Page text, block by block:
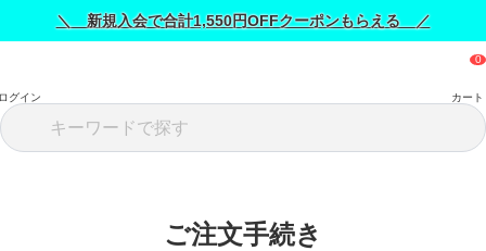
＼ 新規入会で合計1,550円OFFクーポンもらえる ／
グイン カート
ご注文手続き